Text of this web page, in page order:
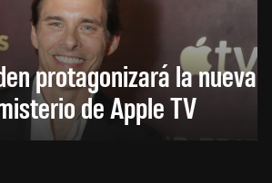
protagonizará la nueva
de Apple TV